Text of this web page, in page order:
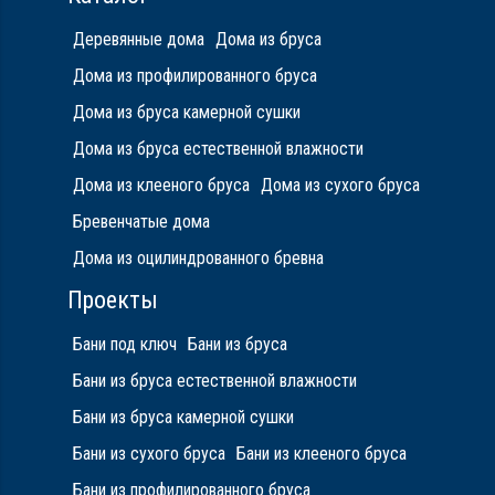
Деревянные дома Дома из бруса
Дома из профилированного бруса
Дома из бруса камерной сушки
Дома из бруса естественной влажности
Дома из клееного бруса Дома из сухого бруса
Бревенчатые дома
Дома из оцилиндрованного бревна
Проекты
Бани под ключ Бани из бруса
Бани из бруса естественной влажности
Бани из бруса камерной сушки
Бани из сухого бруса Бани из клееного бруса
Бани из профилированного бруса